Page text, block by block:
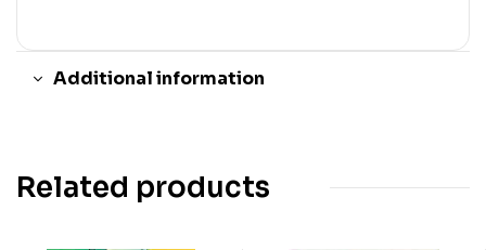
Additional information
Related products